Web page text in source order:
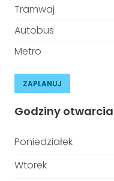
Tramwaj
Autobus
Metro
ZAPLANUJ
Godziny otwarcia
Poniedziałek
Wtorek